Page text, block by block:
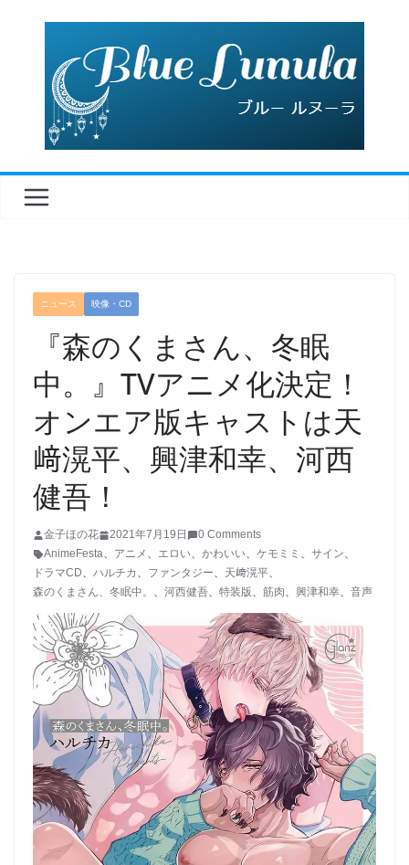
ニュース 映像・CD
​『森のくまさん、冬眠
中。』TVアニメ化決定！
オンエア版キャストは天
﨑滉平、興津和幸、河西
健吾！
金子ほの花 2021年7月19日
0 Comments
AnimeFesta、 アニメ 、 エロい、 かわいい、 ケモミミ 、 サイン、
ドラマCD、 ハルチカ 、 ファンタジー、 天﨑滉平、
森のくまさん、冬眠中。 、 河西健吾、 特装版、 筋肉、 興津和幸、 音声